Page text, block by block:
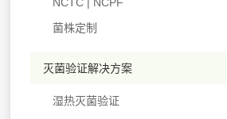
NCTC | NCPF
菌株定制
灭菌验证解决方案
湿热灭菌验证